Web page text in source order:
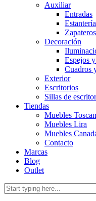
Auxiliar
Entradas
Zapateros
Decoración
Espejos
Cuadros
Exterior
Escritorios
Sillas de
Tiendas
Muebles
Muebles Lira
Muebles
Contacto
Marcas
Blog
Outlet